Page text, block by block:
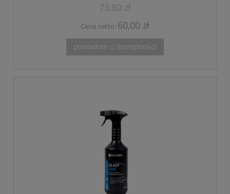
73,80 zł
Cena netto: 60,00 zł
powiadom o dostępności